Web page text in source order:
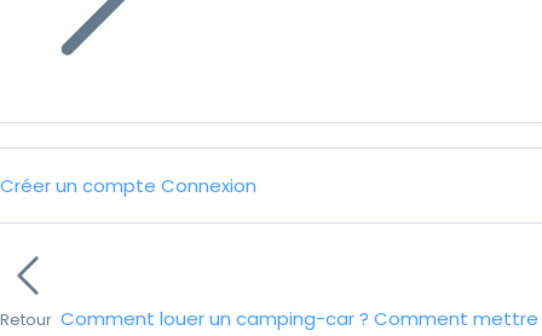
Créer un compte Connexion
Retour Comment louer un camping-car ? Comment mettre